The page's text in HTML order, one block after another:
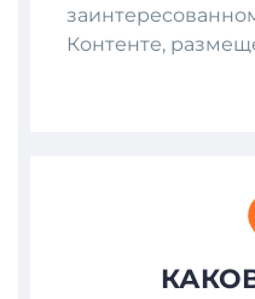
Контенте,